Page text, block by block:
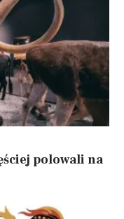
polowali na